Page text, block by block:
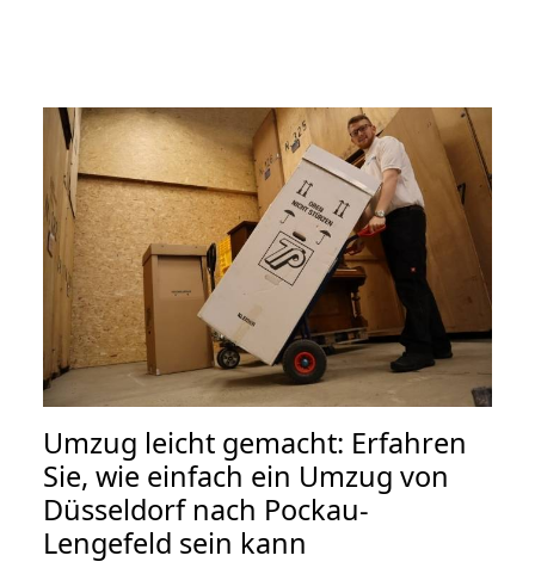
Umzug leicht gemacht: Erfahren
Sie, wie einfach ein Umzug von
Düsseldorf nach Pockau-
Lengefeld sein kann